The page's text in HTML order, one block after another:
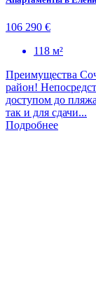
106 290 €
118 м²
Преимущества
район!
доступом до
так и для сдачи...
Подробнее